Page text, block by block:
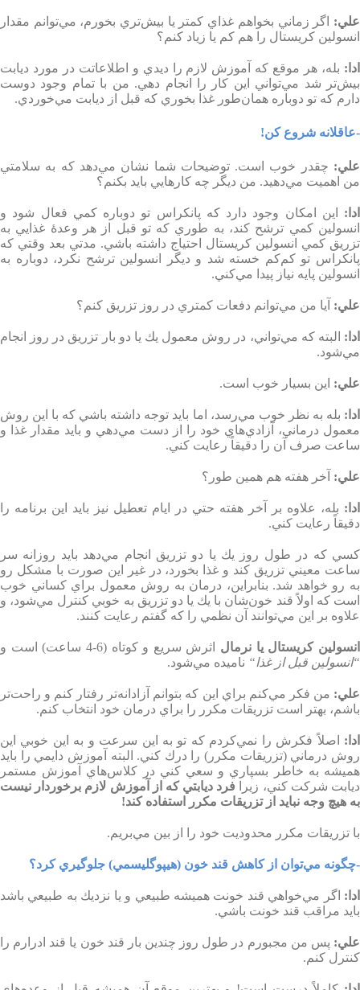
علي: اگر زماني بخواهم غذاي كمتر يا بيش‌تري بخورم، مي‌توانم مقدار
انسولين كريستال را هم كم يا زياد كنم؟
ادا : بله، هر موقع كه آموزش لازم را ديدي و اطلاعاتت در مورد ديابت
بيش‌تر شد مي‌تواني اين كار را انجام دهي. من با تمام وجود دوست
دارم كه تو دوباره همان‌طور غذا بخوري كه قبل از ديابت مي‌خوردي.
-عاقلانه شروع كن!
علي: چقدر خوب است. توضيحات شما نشان مي‌دهد كه به سلامتي
من اهميت مي‌دهيد. من ديگر چه كارهايي بايد بكنم؟
ادا :
اين امكان وجود دارد كه پانكراس تو دوباره كمي فعال شود و
انسولين كمي ترشح كند، به طوري كه تو قبل از هر وعدۀ غذايي به
تزريق كمي انسولين كريستال احتياج داشته باشي. مدتي بعد وقتي كه
پانكراس تو كم‌كم خسته شد و ديگر انسولين ترشح نكرد، دوباره به
انسولين پايه نياز پيدا مي‌كني.
علي: آيا من مي‌توانم دفعات كمتري در روز تزريق كنم؟
ادا : البته كه مي‌تواني، در روش معمول يك يا دو بار تزريق در روز انجام
مي‌شود.
علي: اين بسيار خوب است.
ادا : بله به نظر خوب مي‌رسد، اما بايد توجه داشته باشي كه با اين روش
معمول درماني، آزادي‌هاي خود را از دست مي‌دهي و بايد مقدار غذا و
ساعت صرف آن را دقيقاً رعايت كني.
علي: آخر هفته هم همين طور؟
ادا : بله، علاوه بر آخر هفته حتي در ايام تعطيل نيز بايد اين برنامه را
دقيقاً رعايت كني.
كسي كه در طول روز يك يا دو تزريق انجام مي‌دهد بايد روزانه سر
ساعت معيني تزريق كند و غذا بخورد، در غير اين صورت با مشكل رو
به رو خواهد شد. بنابراين،‌ درمان به روش معمول براي كساني خوب
است كه اولاً قند خون‌‌شان با يك يا دو تزريق به خوبي كنترل مي‌شود، و
علاوه بر اين مي‌توانند آن نظمي را كه گفتم رعايت كنند.
انسولين كريستال يا نرمال
اثرش سريع‌ و كوتاه (6-4 ساعت) است و
“انسولين قبل از غذا“ ناميده مي‌شود.
علي: من فكر مي‌كنم براي اين كه بتوانم آزادانه‌تر رفتار كنم و راحت‌تر
باشم، بهتر است تزريقات مكرر را براي درمان خود انتخاب كنم.
ادا :
اصلاً فكرش را نمي‌كردم كه تو به اين سرعت و به اين خوبي اين
روش درماني(تزريقات مكرر) را درك كني. البته آموزش دايمي را بايد
هميشه به خاطر بسپاري و سعي كني در كلا‌س‌هاي آموزش مستمر
ديابت شركت كني، زيرا فرد ديابتي كه از آموزش لازم برخوردار نيست
به هيچ وجه نبايد از تزريقات مكرر استفاده كند!
با تزريقات مكرر محدوديت خود را از بين مي‌‌بريم.
-چگونه مي‌توان از كاهش قند خون (هيپوگليسمي) جلوگيري كرد؟
ادا : اگر مي‌خواهي قند خونت هميشه طبيعي و يا نزديك به طبيعي باشد
بايد مراقب قند خونت باشي.
علي: پس من مجبورم در طول روز چندين بار قند خون يا قند ادرارم را
كنترل كنم.